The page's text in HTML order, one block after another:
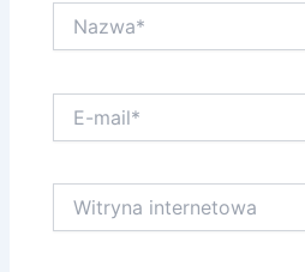
mail*
internetowa